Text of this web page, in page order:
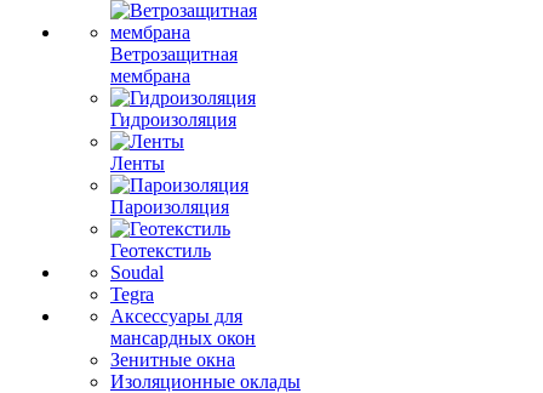
Ветрозащитная
мембрана
Гидроизоляция
Ленты
Пароизоляция
Геотекстиль
Soudal
Tegra
Аксессуары для
мансардных окон
Зенитные окна
Изоляционные оклады